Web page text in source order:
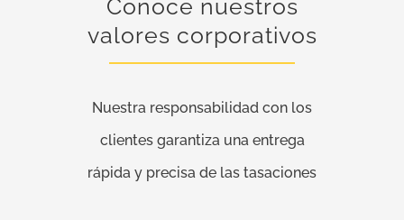
Conoce nuestros
valores corporativos
Nuestra responsabilidad con los
clientes garantiza una entrega
rápida y precisa de las tasaciones